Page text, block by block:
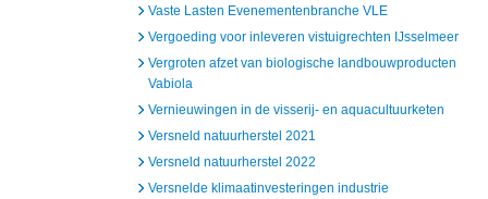
Vaste Lasten Evenementenbranche VLE
Vergoeding voor inleveren vistuigrechten IJsselmeer
Vergroten afzet van biologische landbouwproducten
Vabiola
Vernieuwingen in de visserij- en aquacultuurketen
Versneld natuurherstel 2021
Versneld natuurherstel 2022
Versnelde klimaatinvesteringen industrie